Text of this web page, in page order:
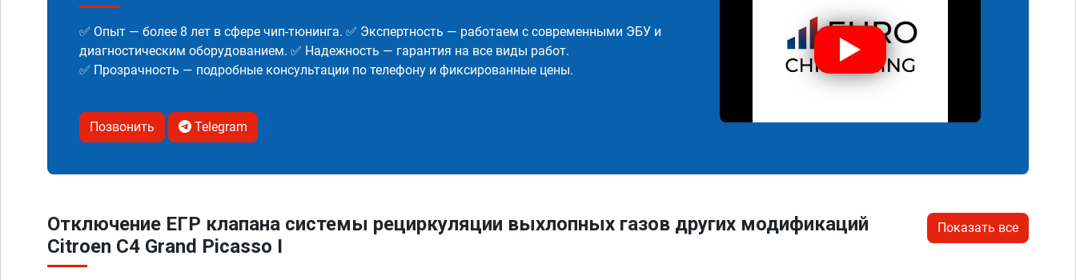
✅ Опыт — более 8 лет в сфере чип-тюнинга. ✅ Экспертность — работаем с современными ЭБУ и
диагностическим оборудованием. ✅ Надежность — гарантия на все виды работ.
✅ Прозрачность — подробные консультации по телефону и фиксированные цены.
Позвонить Telegram
Отключение ЕГР клапана системы рециркуляции выхлопных газов других модификаций
Citroen C4 Grand Picasso I
Показать все